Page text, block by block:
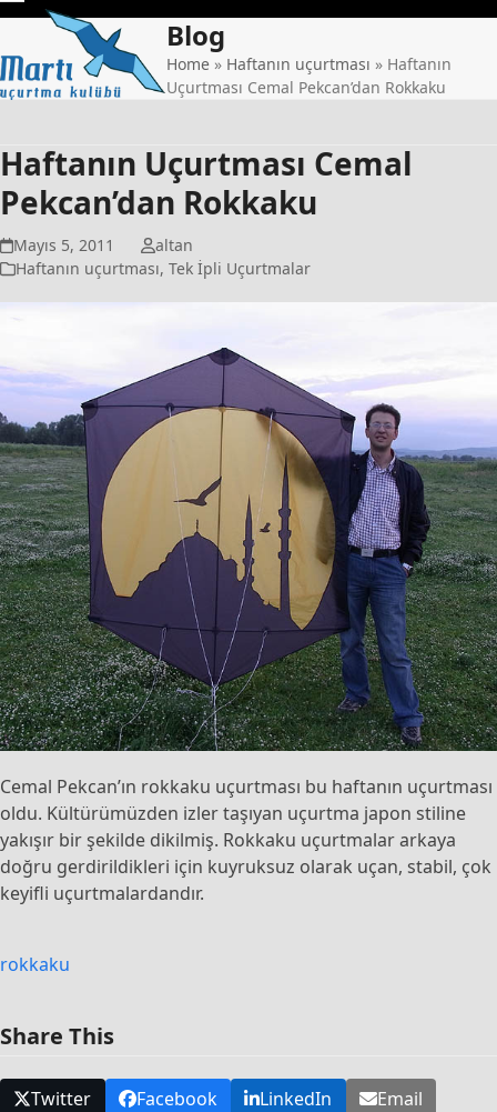
Skip
content
Open
mobile
menu
Close
mobile
menu
Blog
Home » Haftanın uçurtması » Haftanın
Uçurtması Cemal Pekcan’dan Rokkaku
Haftanın Uçurtması Cemal
Pekcan’dan Rokkaku
Mayıs 5, 2011
altan
Haftanın uçurtması, Tek İpli Uçurtmalar
Cemal Pekcan’ın rokkaku uçurtması bu haftanın uçurtması
oldu. Kültürümüzden izler taşıyan uçurtma japon stiline
yakışır bir şekilde dikilmiş. Rokkaku uçurtmalar arkaya
doğru gerdirildikleri için kuyruksuz olarak uçan, stabil, çok
keyifli uçurtmalardandır.
rokkaku
Share This
Twitter Facebook LinkedIn Email